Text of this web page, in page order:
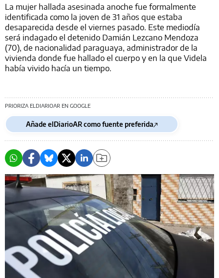
La mujer hallada asesinada anoche fue formalmente
identificada como la joven de 31 años que estaba
desaparecida desde el viernes pasado. Este mediodía
será indagado el detenido Damián Lezcano Mendoza
(70), de nacionalidad paraguaya, administrador de la
vivienda donde fue hallado el cuerpo y en la que Videla
había vivido hacía un tiempo.
PRIORIZA ELDIARIOAR EN GOOGLE
Añade elDiarioAR como fuente preferida